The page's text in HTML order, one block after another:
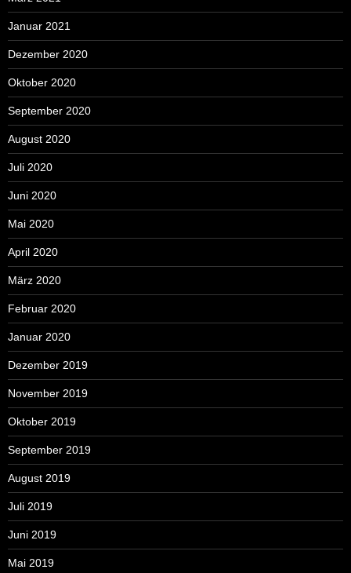
Januar 2021
Dezember 2020
Oktober 2020
September 2020
August 2020
Juli 2020
Juni 2020
Mai 2020
April 2020
März 2020
Februar 2020
Januar 2020
Dezember 2019
November 2019
Oktober 2019
September 2019
August 2019
Juli 2019
Juni 2019
Mai 2019